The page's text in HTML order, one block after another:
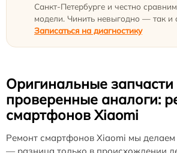
Санкт-Петербурге и честно
модели. Чинить невыгодно — так и
Записаться на диагностику
Оригинальные запчасти
проверенные аналоги:
смартфонов Xiaomi
Ремонт смартфонов Xiaomi мы делаем